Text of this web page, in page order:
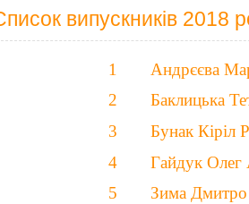
випускників 2018
1
2
3
4
5
Андрєєва
Баклицька
Бунак Кіріл
Гайдук Олег
Зима